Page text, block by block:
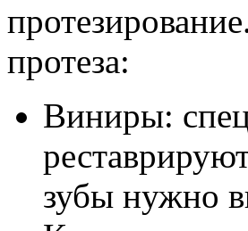
протеза:
Виниры:
зубы нужно